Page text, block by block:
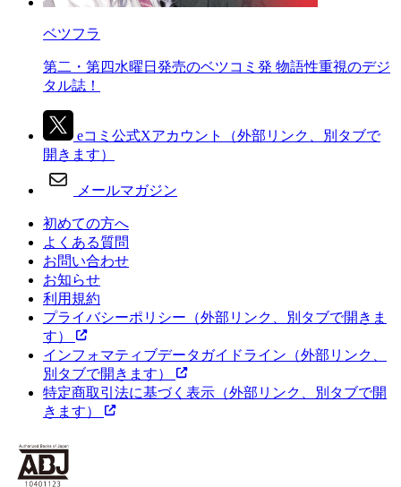
ベツフラ
第二・第四水曜日発売のベツコミ発 物語性重視のデジ
タル誌！
eコミ公式Xアカウント
（外部リンク、別タブで
開きます）
メールマガジン
初めての方へ
よくある質問
お問い合わせ
お知らせ
利用規約
プライバシーポリシー （外部リンク、別タブで開きま
す）
インフォマティブデータガイドライン （外部リンク、
別タブで開きます）
特定商取引法に基づく表示 （外部リンク、別タブで開
きます）